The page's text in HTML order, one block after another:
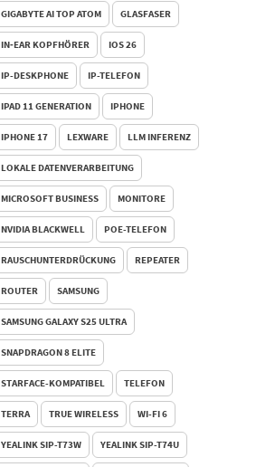
GIGABYTE AI TOP ATOM GLASFASER
IN‑EAR KOPFHÖRER IOS 26
IP-DESKPHONE IP-TELEFON
IPAD 11 GENERATION IPHONE
IPHONE 17 LEXWARE LLM INFERENZ
LOKALE DATENVERARBEITUNG
MICROSOFT BUSINESS MONITORE
NVIDIA BLACKWELL POE-TELEFON
RAUSCHUNTERDRÜCKUNG REPEATER
ROUTER SAMSUNG
SAMSUNG GALAXY S25 ULTRA
SNAPDRAGON 8 ELITE
STARFACE-KOMPATIBEL TELEFON
TERRA TRUE WIRELESS WI-FI 6
YEALINK SIP-T73W YEALINK SIP-T74U